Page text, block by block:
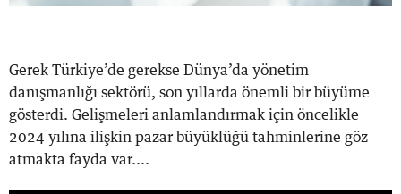
Gerek Türkiye’de gerekse Dünya’da yönetim
danışmanlığı sektörü, son yıllarda önemli bir büyüme
gösterdi. Gelişmeleri anlamlandırmak için öncelikle
2024 yılına ilişkin pazar büyüklüğü tahminlerine göz
atmakta fayda var....